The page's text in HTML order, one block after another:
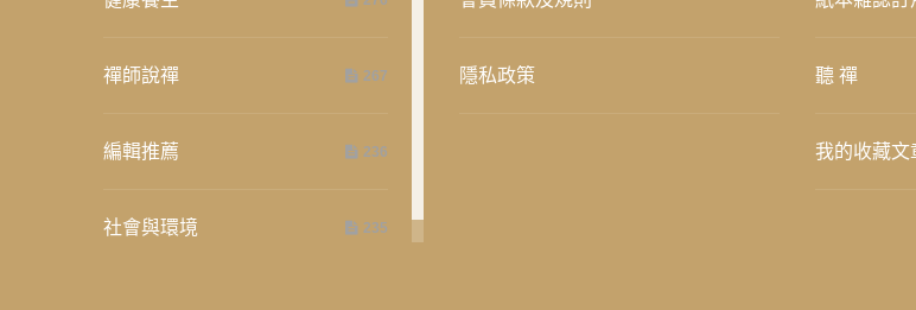
禪師說禪 267
編輯推薦 236
社會與環境 235
隱私政策 聽 禪
我的收藏文